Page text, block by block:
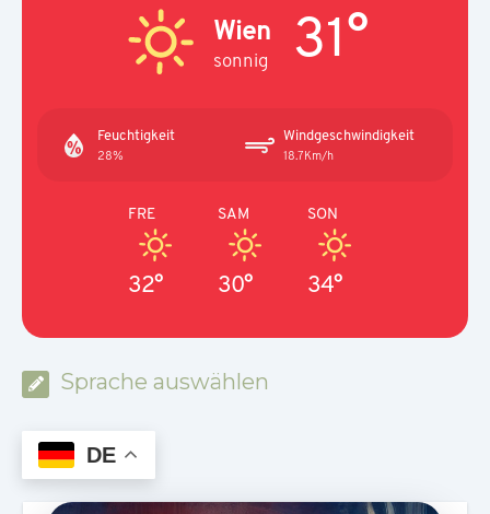
Wien
sonnig 31°
Feuchtigkeit
28%
Windgeschwindigkeit
18.7Km/h
FRE
32°
SAM
30°
SON
34°
Sprache auswählen
DE